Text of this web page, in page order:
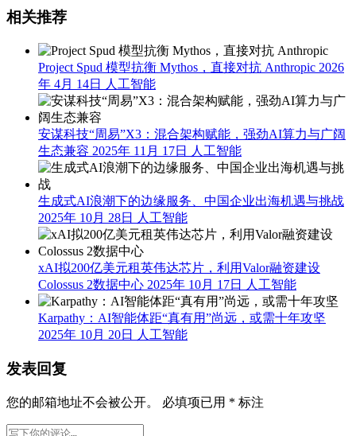
相关推荐
Project Spud 模型抗衡 Mythos，直接对抗 Anthropic 2026
年 4月 14日
人工智能
安谋科技“周易”X3：混合架构赋能，强劲AI算力与广阔
生态兼容 2025年 11月 17日 人工智能
生成式AI浪潮下的边缘服务、中国企业出海机遇与挑战
2025年 10月 28日
人工智能
xAI拟200亿美元租英伟达芯片，利用Valor融资建设
Colossus 2数据中心 2025年 10月 17日 人工智能
Karpathy：AI智能体距“真有用”尚远，或需十年攻坚
2025年 10月 20日
人工智能
发表回复
您的邮箱地址不会被公开。 必填项已用 * 标注